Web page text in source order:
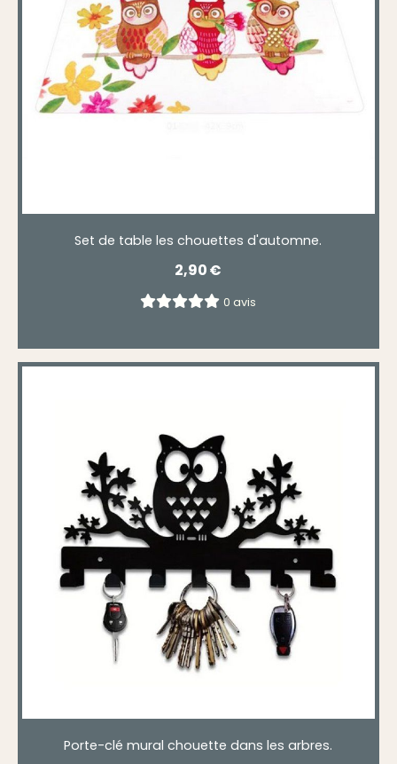
Set de table les chouettes d'automne.
2,90€
0 avis
Porte-clé mural chouette dans les arbres.